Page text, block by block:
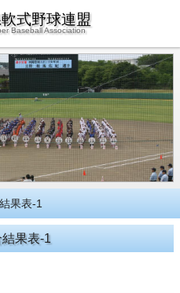
式野球連盟
Baseball Association
果表-1
果表-1